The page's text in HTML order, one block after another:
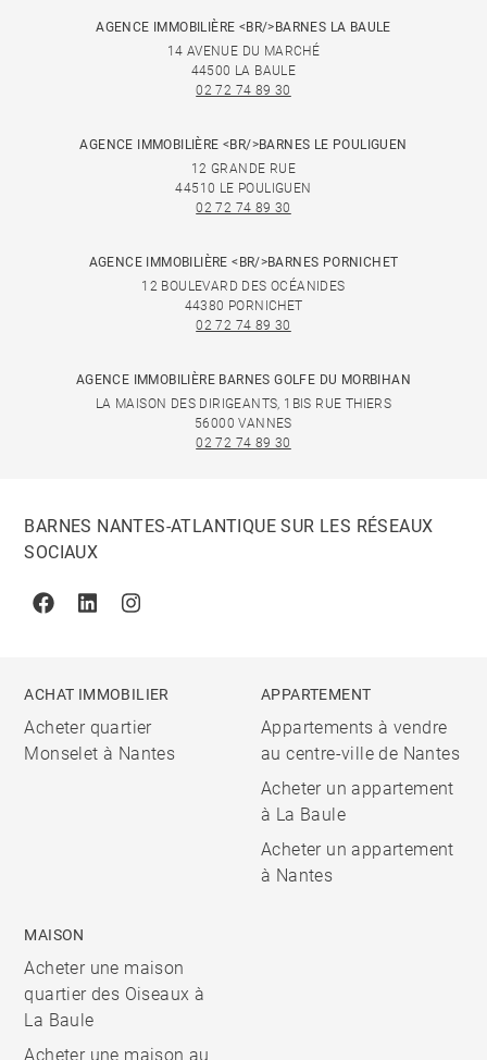
AGENCE IMMOBILIÈRE <BR/>BARNES LA BAULE
14 AVENUE DU MARCHÉ
44500 LA BAULE
02 72 74 89 30
AGENCE IMMOBILIÈRE <BR/>BARNES LE POULIGUEN
12 GRANDE RUE
44510 LE POULIGUEN
02 72 74 89 30
AGENCE IMMOBILIÈRE <BR/>BARNES PORNICHET
12 BOULEVARD DES OCÉANIDES
44380 PORNICHET
02 72 74 89 30
AGENCE IMMOBILIÈRE BARNES GOLFE DU MORBIHAN
LA MAISON DES DIRIGEANTS, 1BIS RUE THIERS
56000 VANNES
02 72 74 89 30
BARNES NANTES-ATLANTIQUE SUR LES RÉSEAUX
SOCIAUX
FacebookLinkedinInstagram
ACHAT IMMOBILIER
Acheter quartier
Monselet à Nantes
APPARTEMENT
Appartements à vendre
au centre-ville de Nantes
Acheter un appartement
à La Baule
Acheter un appartement
à Nantes
MAISON
Acheter une maison
quartier des Oiseaux à
La Baule
Acheter une maison au